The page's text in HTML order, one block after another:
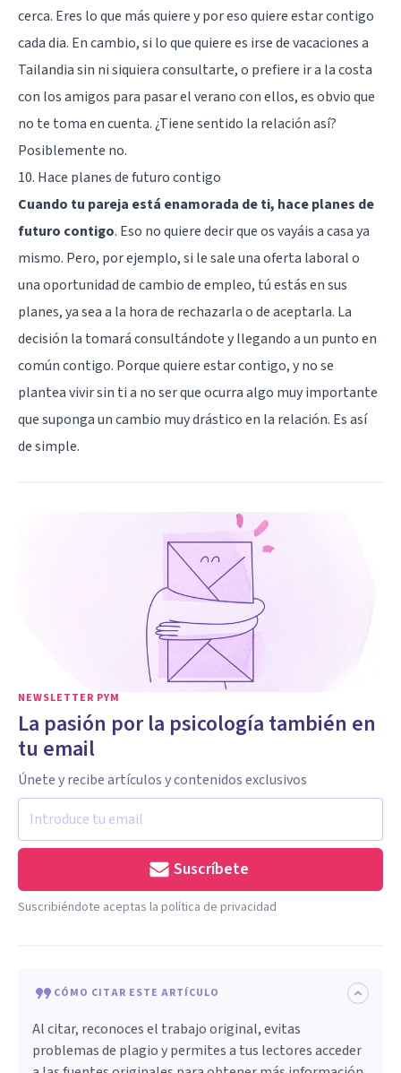
cerca. Eres lo que más quiere y por eso quiere estar contigo
cada dia. En cambio, si lo que quiere es irse de vacaciones a
Tailandia sin ni siquiera consultarte, o prefiere ir a la costa
con los amigos para pasar el verano con ellos, es obvio que
no te toma en cuenta. ¿Tiene sentido la relación así?
Posiblemente no.
10. Hace planes de futuro contigo
Cuando tu pareja está enamorada de ti, hace planes de
futuro contigo. Eso no quiere decir que os vayáis a casa ya
mismo. Pero, por ejemplo, si le sale una oferta laboral o
una oportunidad de cambio de empleo, tú estás en sus
planes, ya sea a la hora de rechazarla o de aceptarla. La
decisión la tomará consultándote y llegando a un punto en
común contigo. Porque quiere estar contigo, y no se
plantea vivir sin ti a no ser que ocurra algo muy importante
que suponga un cambio muy drástico en la relación. Es así
de simple.
NEWSLETTER PYM
La pasión por la psicología también en
tu email
Únete y recibe artículos y contenidos exclusivos
Suscríbete
Suscribiéndote aceptas la política de privacidad
CÓMO CITAR ESTE ARTÍCULO
Al citar, reconoces el trabajo original, evitas
problemas de plagio y permites a tus lectores acceder